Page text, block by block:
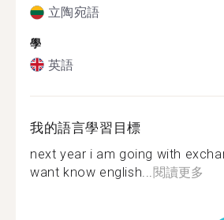
立陶宛語
學
英語
我的語言學習目標
next year i am going with
want know english... 閱讀更多